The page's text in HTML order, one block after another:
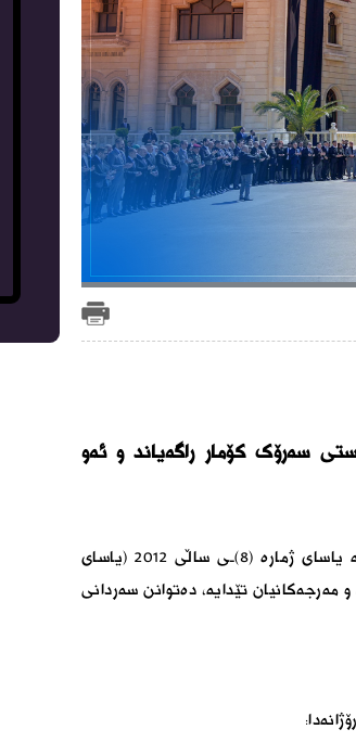
سەرۆک کۆمار راگەیاند و ئەو
بەپێی راگەیەندراوێکی ئەنجومەنی نوێنەران کە پشتی بەستووە بە مادەکانی (٢ و ٣) لە یاسای ژمارە (٨)ـی ساڵی ٢٠١٢ (یاسای
تێدایە، دەتوانن سەردانی